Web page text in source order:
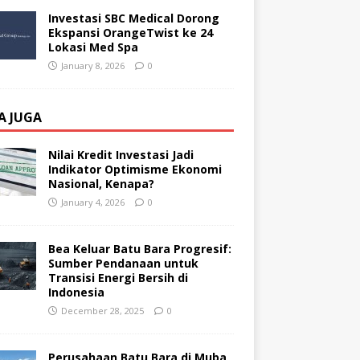
Investasi SBC Medical Dorong
Ekspansi OrangeTwist ke 24
Lokasi Med Spa
January 8, 2026 0
JUGA
Nilai Kredit Investasi Jadi
Indikator Optimisme Ekonomi
Nasional, Kenapa?
January 4, 2026 0
Bea Keluar Batu Bara Progresif:
Sumber Pendanaan untuk
Transisi Energi Bersih di
Indonesia
December 28, 2025 0
Perusahaan Batu Bara di Muba